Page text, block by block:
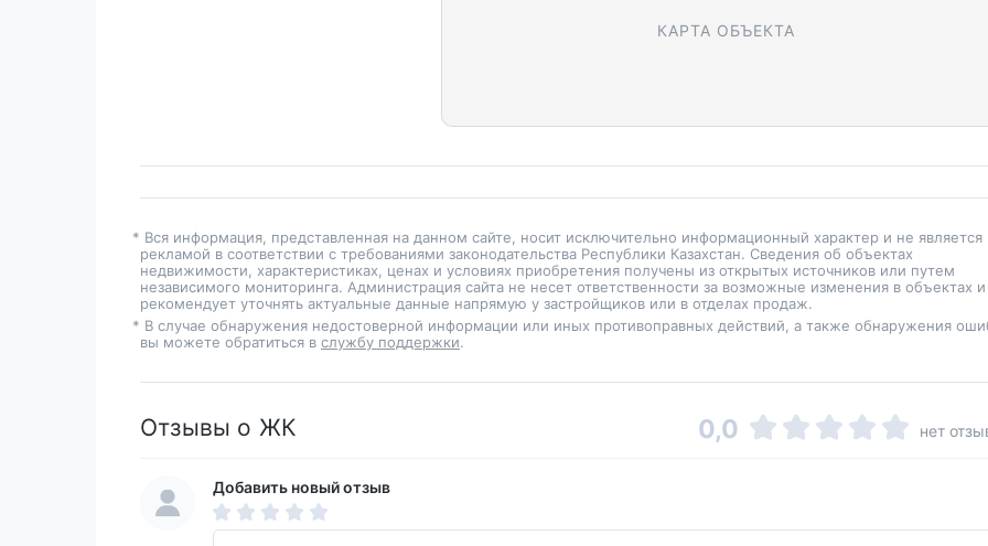
КАРТА ОБЪЕКТА
* Вся информация, представленная на данном сайте, носит исключительно информационный характер и не является
рекламой в соответствии с требованиями законодательства Республики Казахстан. Сведения об объектах
недвижимости, характеристиках, ценах и условиях приобретения получены из открытых источников или путем
независимого мониторинга. Администрация сайта не несет ответственности за возможные изменения в объектах и
рекомендует уточнять актуальные данные напрямую у застройщиков или в отделах продаж.
* В случае обнаружения недостоверной информации или иных противоправных действий, а также обнаружения
вы можете обратиться в службу поддержки.
Отзывы о ЖК 0,0 нет
Добавить новый отзыв